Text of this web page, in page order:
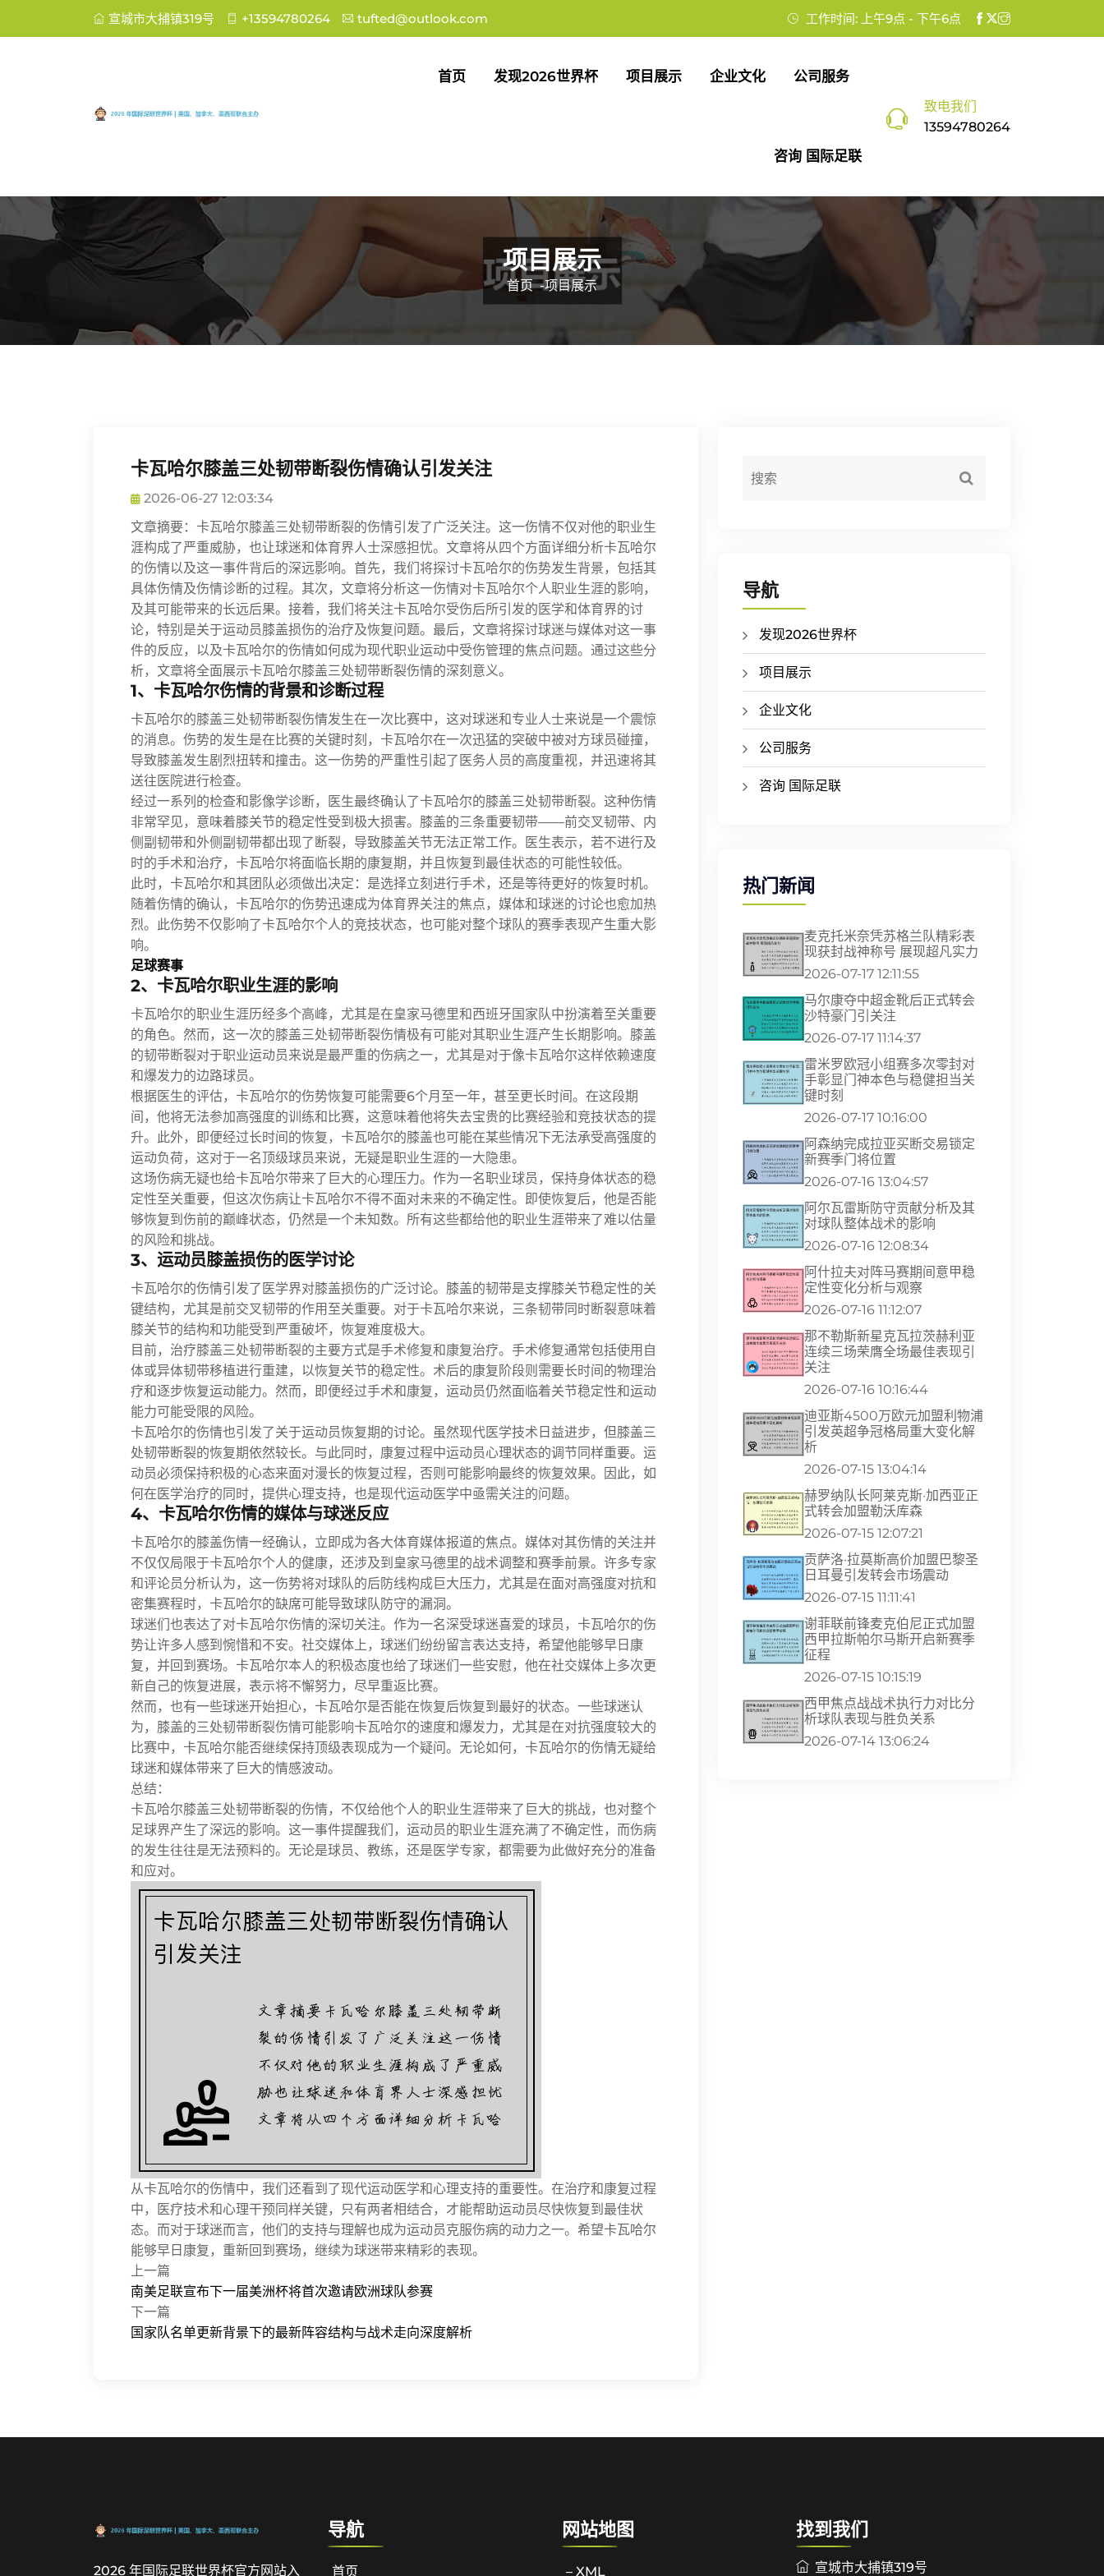
宣城市大捕镇319号 +13594780264 tufted@outlook.com 工作时间: 上午9点 - 下午6点
首页 发现2026世界杯 项目展示 企业文化 公司服务
咨询 国际足联
致电我们
13594780264
项目展示
首页 -项目展示
卡瓦哈尔膝盖三处韧带断裂伤情确认引发关注
2026-06-27 12:03:34
文章摘要：卡瓦哈尔膝盖三处韧带断裂的伤情引发了广泛关注。这一伤情不仅对他的职业生
涯构成了严重威胁，也让球迷和体育界人士深感担忧。文章将从四个方面详细分析卡瓦哈尔
的伤情以及这一事件背后的深远影响。首先，我们将探讨卡瓦哈尔的伤势发生背景，包括其
具体伤情及伤情诊断的过程。其次，文章将分析这一伤情对卡瓦哈尔个人职业生涯的影响，
及其可能带来的长远后果。接着，我们将关注卡瓦哈尔受伤后所引发的医学和体育界的讨
论，特别是关于运动员膝盖损伤的治疗及恢复问题。最后，文章将探讨球迷与媒体对这一事
件的反应，以及卡瓦哈尔的伤情如何成为现代职业运动中受伤管理的焦点问题。通过这些分
析，文章将全面展示卡瓦哈尔膝盖三处韧带断裂伤情的深刻意义。
1、卡瓦哈尔伤情的背景和诊断过程
卡瓦哈尔的膝盖三处韧带断裂伤情发生在一次比赛中，这对球迷和专业人士来说是一个震惊
的消息。伤势的发生是在比赛的关键时刻，卡瓦哈尔在一次迅猛的突破中被对方球员碰撞，
导致膝盖发生剧烈扭转和撞击。这一伤势的严重性引起了医务人员的高度重视，并迅速将其
送往医院进行检查。
经过一系列的检查和影像学诊断，医生最终确认了卡瓦哈尔的膝盖三处韧带断裂。这种伤情
非常罕见，意味着膝关节的稳定性受到极大损害。膝盖的三条重要韧带——前交叉韧带、内
侧副韧带和外侧副韧带都出现了断裂，导致膝盖关节无法正常工作。医生表示，若不进行及
时的手术和治疗，卡瓦哈尔将面临长期的康复期，并且恢复到最佳状态的可能性较低。
此时，卡瓦哈尔和其团队必须做出决定：是选择立刻进行手术，还是等待更好的恢复时机。
随着伤情的确认，卡瓦哈尔的伤势迅速成为体育界关注的焦点，媒体和球迷的讨论也愈加热
烈。此伤势不仅影响了卡瓦哈尔个人的竞技状态，也可能对整个球队的赛季表现产生重大影
响。
足球赛事
2、卡瓦哈尔职业生涯的影响
卡瓦哈尔的职业生涯历经多个高峰，尤其是在皇家马德里和西班牙国家队中扮演着至关重要
的角色。然而，这一次的膝盖三处韧带断裂伤情极有可能对其职业生涯产生长期影响。膝盖
的韧带断裂对于职业运动员来说是最严重的伤病之一，尤其是对于像卡瓦哈尔这样依赖速度
和爆发力的边路球员。
根据医生的评估，卡瓦哈尔的伤势恢复可能需要6个月至一年，甚至更长时间。在这段期
间，他将无法参加高强度的训练和比赛，这意味着他将失去宝贵的比赛经验和竞技状态的提
升。此外，即便经过长时间的恢复，卡瓦哈尔的膝盖也可能在某些情况下无法承受高强度的
运动负荷，这对于一名顶级球员来说，无疑是职业生涯的一大隐患。
这场伤病无疑也给卡瓦哈尔带来了巨大的心理压力。作为一名职业球员，保持身体状态的稳
定性至关重要，但这次伤病让卡瓦哈尔不得不面对未来的不确定性。即使恢复后，他是否能
够恢复到伤前的巅峰状态，仍然是一个未知数。所有这些都给他的职业生涯带来了难以估量
的风险和挑战。
3、运动员膝盖损伤的医学讨论
卡瓦哈尔的伤情引发了医学界对膝盖损伤的广泛讨论。膝盖的韧带是支撑膝关节稳定性的关
键结构，尤其是前交叉韧带的作用至关重要。对于卡瓦哈尔来说，三条韧带同时断裂意味着
膝关节的结构和功能受到严重破坏，恢复难度极大。
目前，治疗膝盖三处韧带断裂的主要方式是手术修复和康复治疗。手术修复通常包括使用自
体或异体韧带移植进行重建，以恢复关节的稳定性。术后的康复阶段则需要长时间的物理治
疗和逐步恢复运动能力。然而，即便经过手术和康复，运动员仍然面临着关节稳定性和运动
能力可能受限的风险。
卡瓦哈尔的伤情也引发了关于运动员恢复期的讨论。虽然现代医学技术日益进步，但膝盖三
处韧带断裂的恢复期依然较长。与此同时，康复过程中运动员心理状态的调节同样重要。运
动员必须保持积极的心态来面对漫长的恢复过程，否则可能影响最终的恢复效果。因此，如
何在医学治疗的同时，提供心理支持，也是现代运动医学中亟需关注的问题。
4、卡瓦哈尔伤情的媒体与球迷反应
卡瓦哈尔的膝盖伤情一经确认，立即成为各大体育媒体报道的焦点。媒体对其伤情的关注并
不仅仅局限于卡瓦哈尔个人的健康，还涉及到皇家马德里的战术调整和赛季前景。许多专家
和评论员分析认为，这一伤势将对球队的后防线构成巨大压力，尤其是在面对高强度对抗和
密集赛程时，卡瓦哈尔的缺席可能导致球队防守的漏洞。
球迷们也表达了对卡瓦哈尔伤情的深切关注。作为一名深受球迷喜爱的球员，卡瓦哈尔的伤
势让许多人感到惋惜和不安。社交媒体上，球迷们纷纷留言表达支持，希望他能够早日康
复，并回到赛场。卡瓦哈尔本人的积极态度也给了球迷们一些安慰，他在社交媒体上多次更
新自己的恢复进展，表示将不懈努力，尽早重返比赛。
然而，也有一些球迷开始担心，卡瓦哈尔是否能在恢复后恢复到最好的状态。一些球迷认
为，膝盖的三处韧带断裂伤情可能影响卡瓦哈尔的速度和爆发力，尤其是在对抗强度较大的
比赛中，卡瓦哈尔能否继续保持顶级表现成为一个疑问。无论如何，卡瓦哈尔的伤情无疑给
球迷和媒体带来了巨大的情感波动。
总结：
卡瓦哈尔膝盖三处韧带断裂的伤情，不仅给他个人的职业生涯带来了巨大的挑战，也对整个
足球界产生了深远的影响。这一事件提醒我们，运动员的职业生涯充满了不确定性，而伤病
的发生往往是无法预料的。无论是球员、教练，还是医学专家，都需要为此做好充分的准备
和应对。
从卡瓦哈尔的伤情中，我们还看到了现代运动医学和心理支持的重要性。在治疗和康复过程
中，医疗技术和心理干预同样关键，只有两者相结合，才能帮助运动员尽快恢复到最佳状
态。而对于球迷而言，他们的支持与理解也成为运动员克服伤病的动力之一。希望卡瓦哈尔
能够早日康复，重新回到赛场，继续为球迷带来精彩的表现。
上一篇
南美足联宣布下一届美洲杯将首次邀请欧洲球队参赛
下一篇
国家队名单更新背景下的最新阵容结构与战术走向深度解析
导航
发现2026世界杯
项目展示
企业文化
公司服务
咨询 国际足联
热门新闻
麦克托米奈凭苏格兰队精彩表
现获封战神称号 展现超凡实力
2026-07-17 12:11:55
马尔康夺中超金靴后正式转会
沙特豪门引关注
2026-07-17 11:14:37
雷米罗欧冠小组赛多次零封对
手彰显门神本色与稳健担当关
键时刻
2026-07-17 10:16:00
阿森纳完成拉亚买断交易锁定
新赛季门将位置
2026-07-16 13:04:57
阿尔瓦雷斯防守贡献分析及其
对球队整体战术的影响
2026-07-16 12:08:34
阿什拉夫对阵马赛期间意甲稳
定性变化分析与观察
2026-07-16 11:12:07
那不勒斯新星克瓦拉茨赫利亚
连续三场荣膺全场最佳表现引
关注
2026-07-16 10:16:44
迪亚斯4500万欧元加盟利物浦
引发英超争冠格局重大变化解
析
2026-07-15 13:04:14
赫罗纳队长阿莱克斯·加西亚正
式转会加盟勒沃库森
2026-07-15 12:07:21
贡萨洛·拉莫斯高价加盟巴黎圣
日耳曼引发转会市场震动
2026-07-15 11:11:41
谢菲联前锋麦克伯尼正式加盟
西甲拉斯帕尔马斯开启新赛季
征程
2026-07-15 10:15:19
西甲焦点战战术执行力对比分
析球队表现与胜负关系
2026-07-14 13:06:24
2026 年国际足联世界杯官方网站入
导航
首页
网站地图
– XML
找到我们
宣城市大捕镇319号